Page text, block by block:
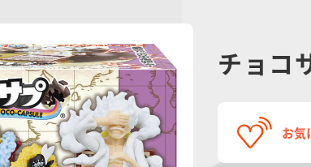
チョコ
お気